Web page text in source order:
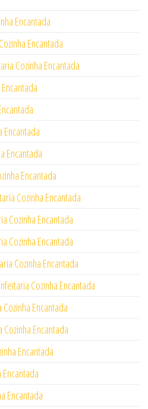
Encantada
Encantada
Cozinha Encantada
Encantada
Encantada
Cozinha Encantada
Cozinha Encantada
Cozinha Encantada
Cozinha Encantada
Cozinha Encantada
Encantada
Encantada
Encantada
Encantada